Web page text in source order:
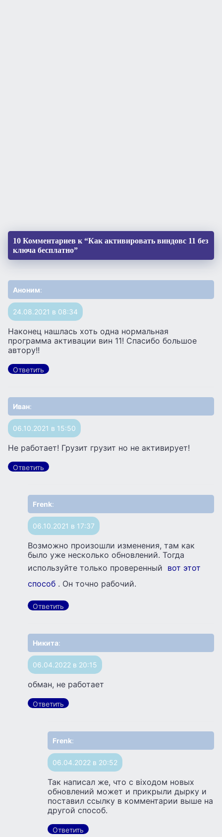
10 Комментариев к “Как активировать виндовс 11 без
ключа бесплатно”
Аноним:
24.08.2021 в 08:34
Наконец нашлась хоть одна нормальная
программа активации вин 11! Спасибо большое
автору!!
Ответить
Иван:
06.10.2021 в 15:50
Не работает! Грузит грузит но не активирует!
Ответить
Frenk:
06.10.2021 в 17:37
Возможно произошли изменения, там как
было уже несколько обновлений. Тогда
используйте только проверенный вот этот
способ . Он точно рабочий.
Ответить
Никита:
06.04.2022 в 20:15
обман, не работает
Ответить
Frenk:
06.04.2022 в 20:52
Так написал же, что с віходом новых
обновлений может и прикрыли дырку и
поставил ссылку в комментарии выше на
другой способ.
Ответить